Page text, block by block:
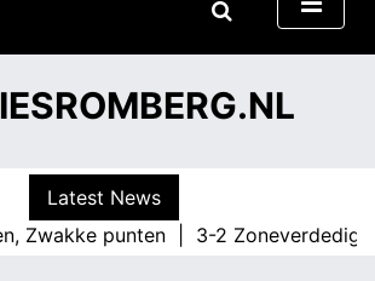
Latest News
Zwakke punten |
3-2